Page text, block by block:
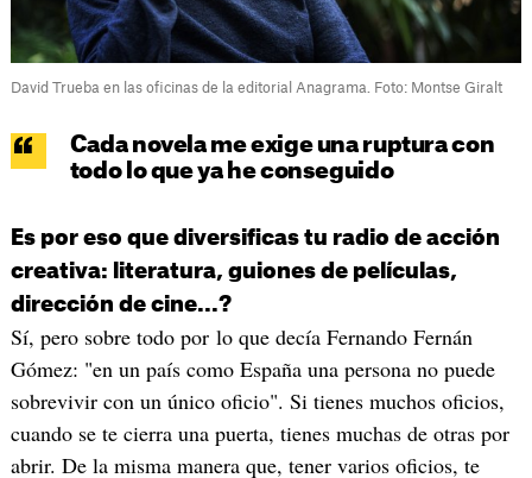
David Trueba en las oficinas de la editorial Anagrama. Foto: Montse Giralt
Cada novela me exige una ruptura con
todo lo que ya he conseguido
Es por eso que diversificas tu radio de acción
creativa: literatura, guiones de películas,
dirección de cine...?
Sí, pero sobre todo por lo que decía Fernando Fernán
Gómez: "en un país como España una persona no puede
sobrevivir con un único oficio". Si tienes muchos oficios,
cuando se te cierra una puerta, tienes muchas de otras por
abrir. De la misma manera que, tener varios oficios, te